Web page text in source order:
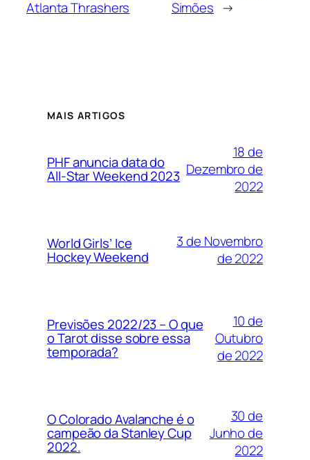
Atlanta Thrashers
Simões →
MAIS ARTIGOS
PHF anuncia data do
All-Star Weekend 2023
18 de
Dezembro de
2022
World Girls’ Ice
Hockey Weekend
3 de Novembro
de 2022
Previsões 2022/23 – O que
o Tarot disse sobre essa
temporada?
10 de
Outubro
de 2022
O Colorado Avalanche é o
campeão da Stanley Cup
2022.
30 de
Junho de
2022